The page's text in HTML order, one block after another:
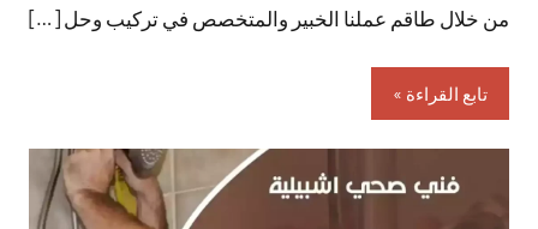
من خلال طاقم عملنا الخبير والمتخصص في تركيب وحل […]
تابع القراءة